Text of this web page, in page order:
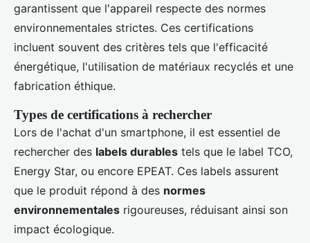
garantissent que l'appareil respecte des normes
environnementales strictes. Ces certifications
incluent souvent des critères tels que l'efficacité
énergétique, l'utilisation de matériaux recyclés et une
fabrication éthique.
Types de certifications à rechercher
Lors de l'achat d'un smartphone, il est essentiel de
rechercher des labels durables tels que le label TCO,
Energy Star, ou encore EPEAT. Ces labels assurent
que le produit répond à des normes
environnementales rigoureuses, réduisant ainsi son
impact écologique.